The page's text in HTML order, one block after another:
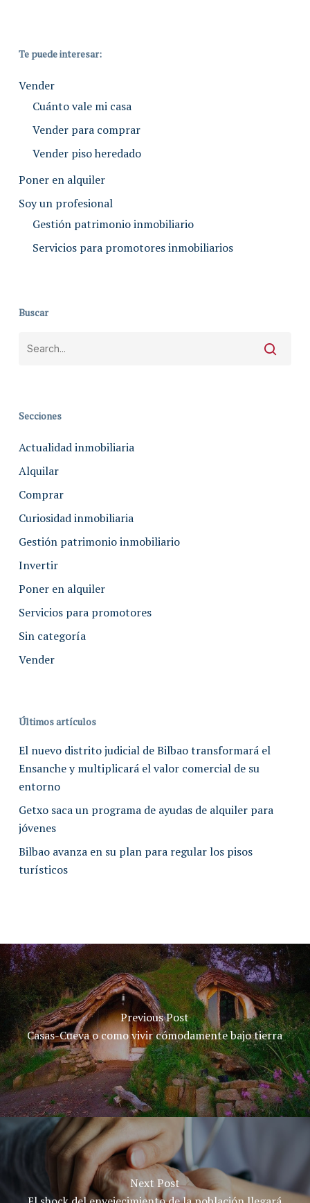
Te puede interesar:
Vender
Cuánto vale mi casa
Vender para comprar
Vender piso heredado
Poner en alquiler
Soy un profesional
Gestión patrimonio inmobiliario
Servicios para promotores inmobiliarios
Buscar
Secciones
Actualidad inmobiliaria
Alquilar
Comprar
Curiosidad inmobiliaria
Gestión patrimonio inmobiliario
Invertir
Poner en alquiler
Servicios para promotores
Sin categoría
Vender
Últimos artículos
El nuevo distrito judicial de Bilbao transformará el
Ensanche y multiplicará el valor comercial de su
entorno
Getxo saca un programa de ayudas de alquiler para
jóvenes
Bilbao avanza en su plan para regular los pisos
turísticos
Previous Post
Casas-Cueva o como vivir cómodamente bajo tierra
Next Post